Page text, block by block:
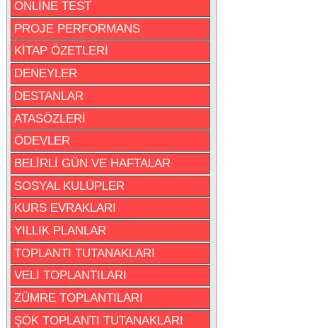
ONLİNE TEST
PROJE PERFORMANS
KİTAP ÖZETLERİ
DENEYLER
DESTANLAR
ATASÖZLERİ
ÖDEVLER
BELİRLİ GÜN VE HAFTALAR
SOSYAL KULÜPLER
KURS EVRAKLARI
YILLIK PLANLAR
TOPLANTI TUTANAKLARI
VELİ TOPLANTILARI
ZÜMRE TOPLANTILARI
ŞÖK TOPLANTI TUTANAKLARI